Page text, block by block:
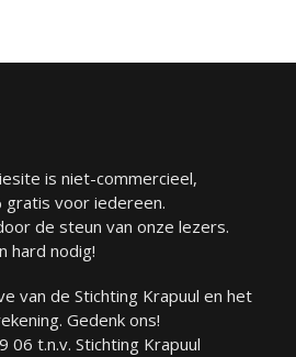
is niet-commercieel,
gratis voor iedereen.
de steun van onze lezers.
hard nodig!
van de Stichting Krapuul en het
Gedenk ons!
06 t.n.v. Stichting Krapuul